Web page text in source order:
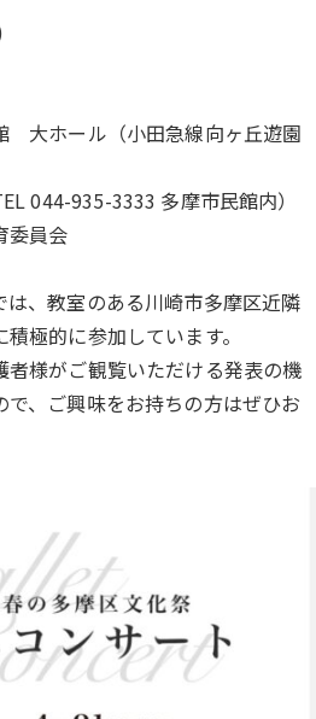
大ホール（小田急線向ヶ丘遊園
044-935-3333 多摩市民館内）
委員会
、教室のある川崎市多摩区近隣
極的に参加しています。
様がご観覧いただける発表の機
、ご興味をお持ちの方はぜひお